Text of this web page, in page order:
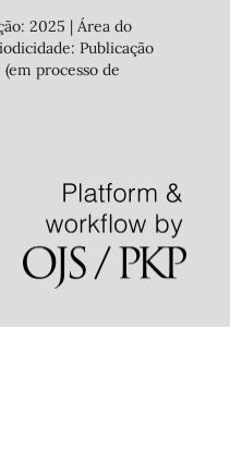
2025 | Área do
Publicação
processo de